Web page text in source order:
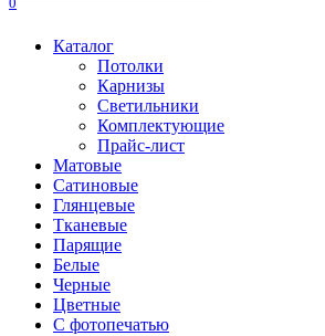
Каталог
Потолки
Карнизы
Светильники
Комплектующие
Прайс-лист
Матовые
Сатиновые
Глянцевые
Тканевые
Парящие
Белые
Черные
Цветные
С фотопечатью